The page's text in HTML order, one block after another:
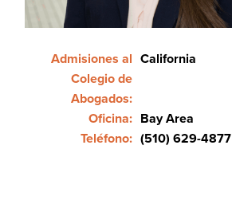
Admisiones al
Colegio de
Abogados:
California
Oficina: Bay Area
Teléfono: (510) 629-4877